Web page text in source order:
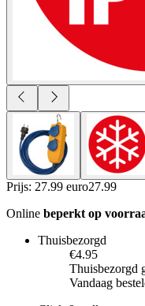
Prijs: 27.99 euro27.99
Online beperkt op
Thuisbezorgd
€4.95
Thuisbezorgd
Vandaag